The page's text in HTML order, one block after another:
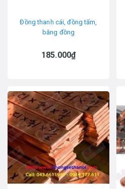
Đồng thanh cái, đồng tấm,
băng đồng
185.000₫